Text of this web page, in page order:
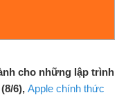
cho những lập trình
6), Apple chính thức